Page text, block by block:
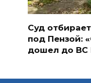
Суд
под Пензой:
дошел до ВС